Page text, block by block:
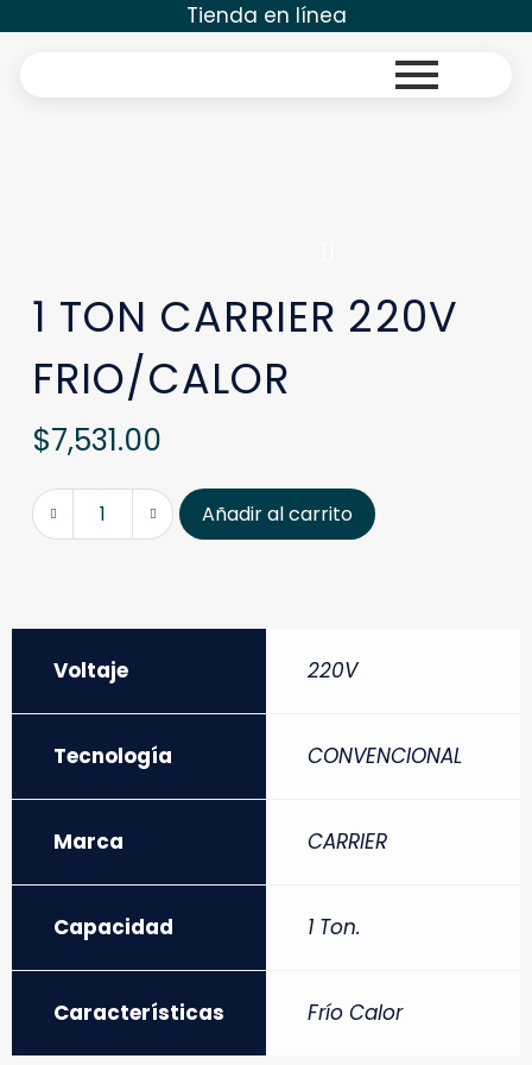
Tienda en línea
1 TON CARRIER 220V
FRIO/CALOR
$7,531.00
Añadir al carrito
Voltaje 220V
Tecnología CONVENCIONAL
Marca CARRIER
Capacidad 1 Ton.
Características Frío Calor